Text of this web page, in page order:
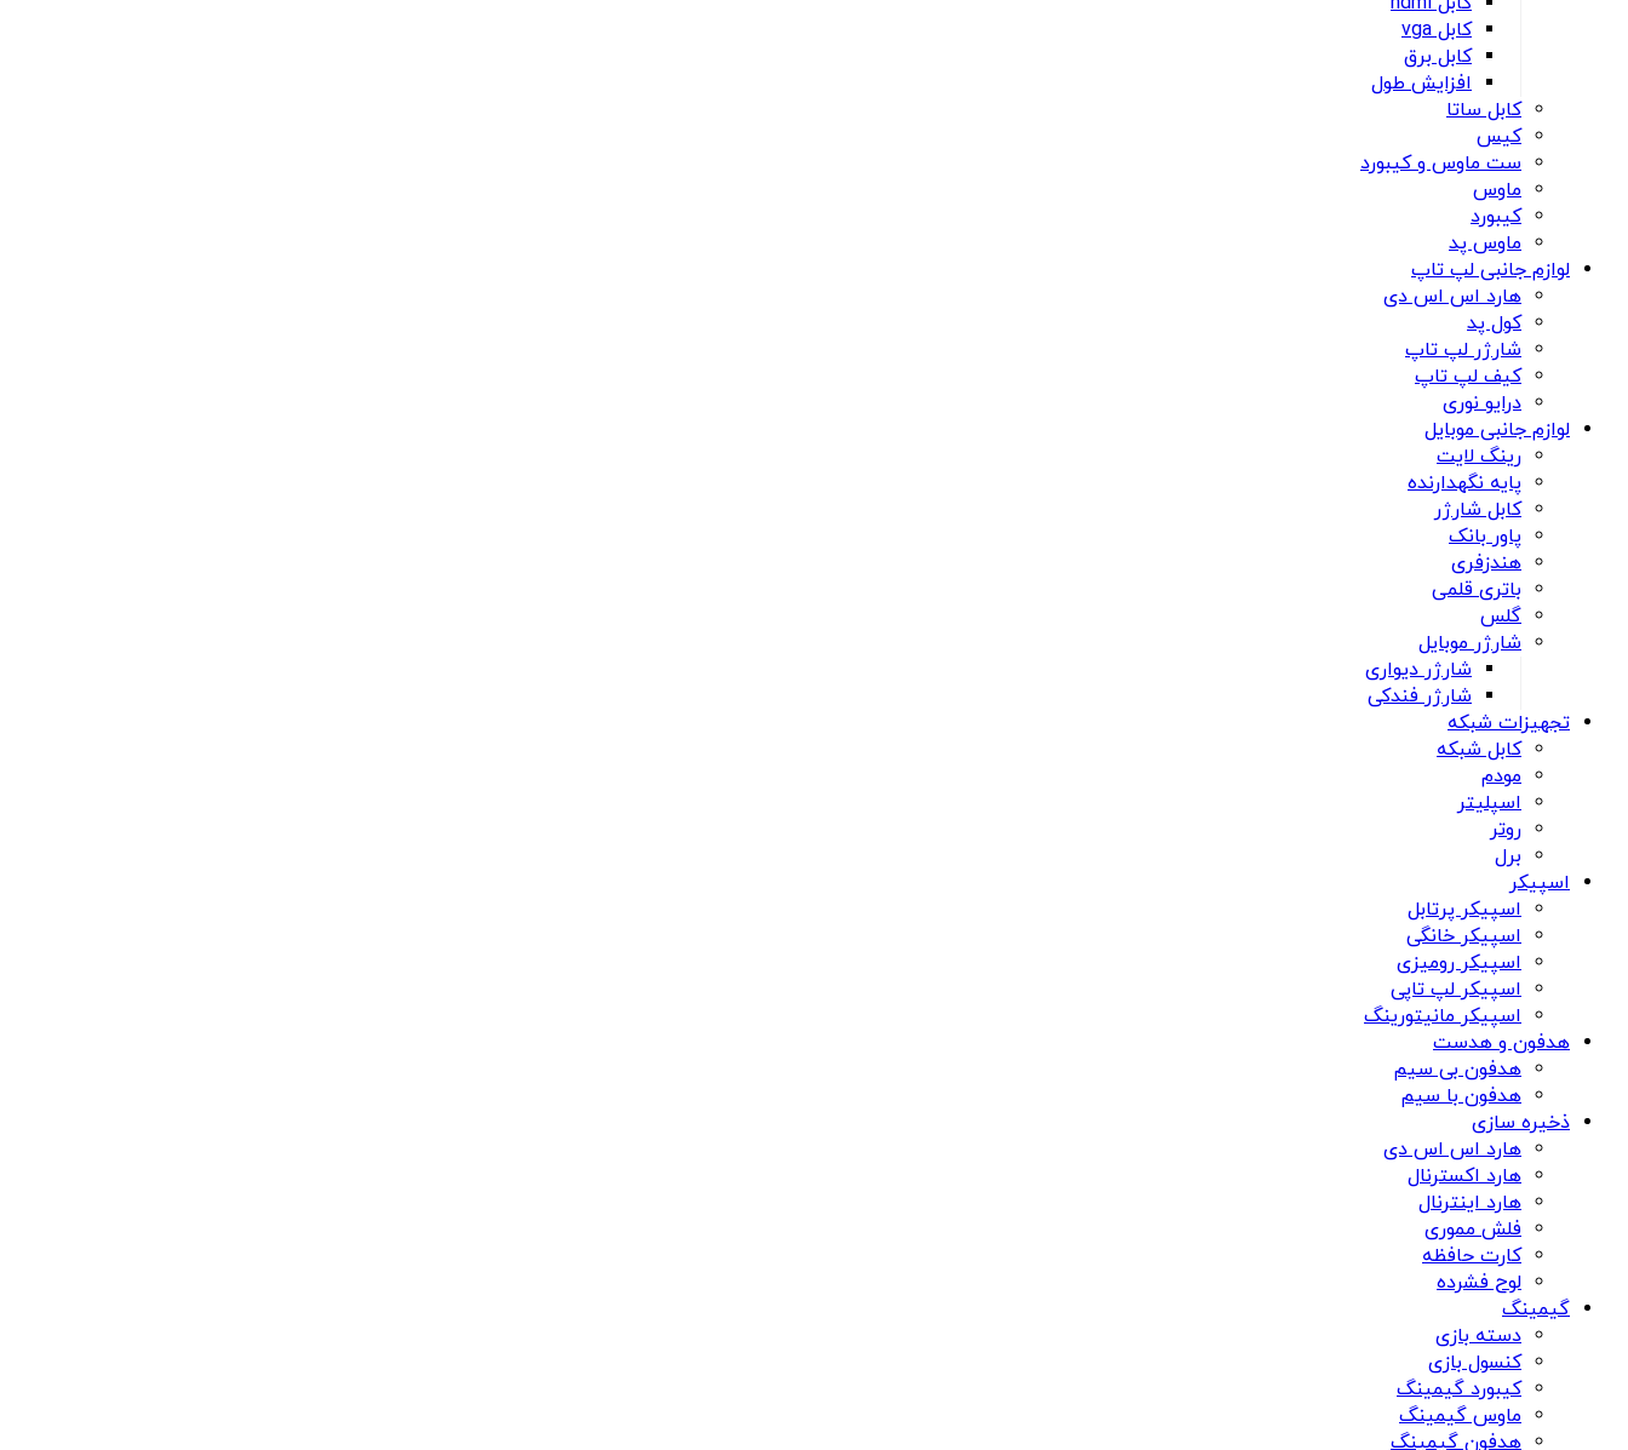
کابل vga
کابل برق
افزایش طول
کابل ساتا
کیس
ست ماوس و کیبورد
ماوس
کیبورد
ماوس پد
لوازم جانبی لپ تاپ
هارد اس اس دی
کول پد
شارژر لپ تاپ
کیف لپ تاپ
درایو نوری
لوازم جانبی موبایل
رینگ لایت
پایه نگهدارنده
کابل شارژر
پاور بانک
هندزفری
باتری قلمی
گلس
شارژر موبایل
شارژر دیواری
شارژر فندکی
تجهیزات شبکه
کابل شبکه
مودم
اسپلیتر
روتر
برل
اسپیکر
اسپیکر پرتابل
اسپیکر خانگی
اسپیکر رومیزی
اسپیکر لپ تاپی
اسپیکر مانیتورینگ
هدفون و هدست
هدفون بی سیم
هدفون با سیم
ذخیره سازی
هارد اس اس دی
هارد اکسترنال
هارد اینترنال
فلش مموری
کارت حافظه
لوح فشرده
گیمینگ
دسته بازی
کنسول بازی
کیبورد گیمینگ
ماوس گیمینگ
هدفون گیمینگ